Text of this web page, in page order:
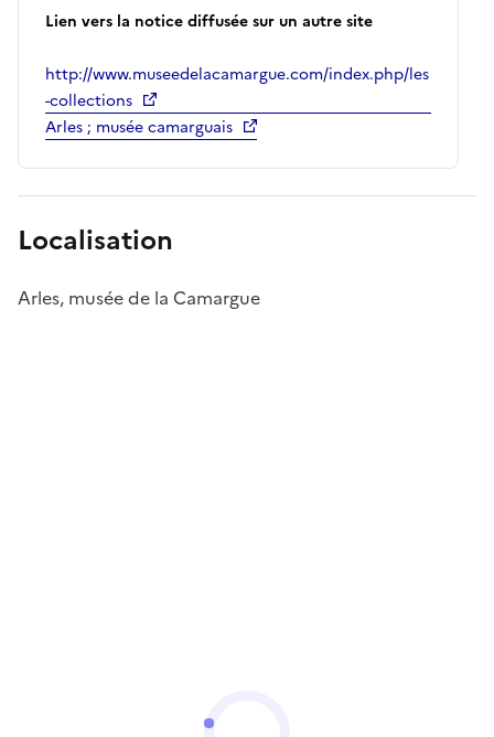
Lien vers la notice diffusée sur un autre site
http://www.museedelacamargue.com/index.php/les
-collections
Arles ; musée camarguais
Localisation
Arles, musée de la Camargue